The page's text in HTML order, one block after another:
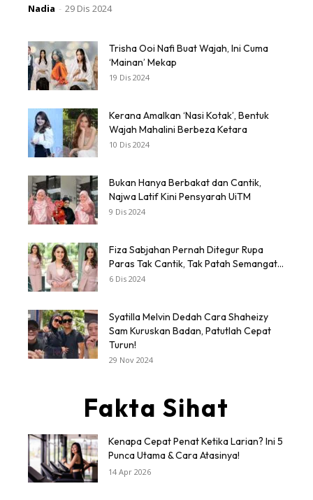
Nadia - 29 Dis 2024
Trisha Ooi Nafi Buat Wajah, Ini Cuma
‘Mainan’ Mekap
19 Dis 2024
Kerana Amalkan ‘Nasi Kotak’, Bentuk
Wajah Mahalini Berbeza Ketara
10 Dis 2024
Bukan Hanya Berbakat dan Cantik,
Najwa Latif Kini Pensyarah UiTM
9 Dis 2024
Fiza Sabjahan Pernah Ditegur Rupa
Paras Tak Cantik, Tak Patah Semangat...
6 Dis 2024
Syatilla Melvin Dedah Cara Shaheizy
Sam Kuruskan Badan, Patutlah Cepat
Turun!
29 Nov 2024
Fakta Sihat
Kenapa Cepat Penat Ketika Larian? Ini 5
Punca Utama & Cara Atasinya!
14 Apr 2026